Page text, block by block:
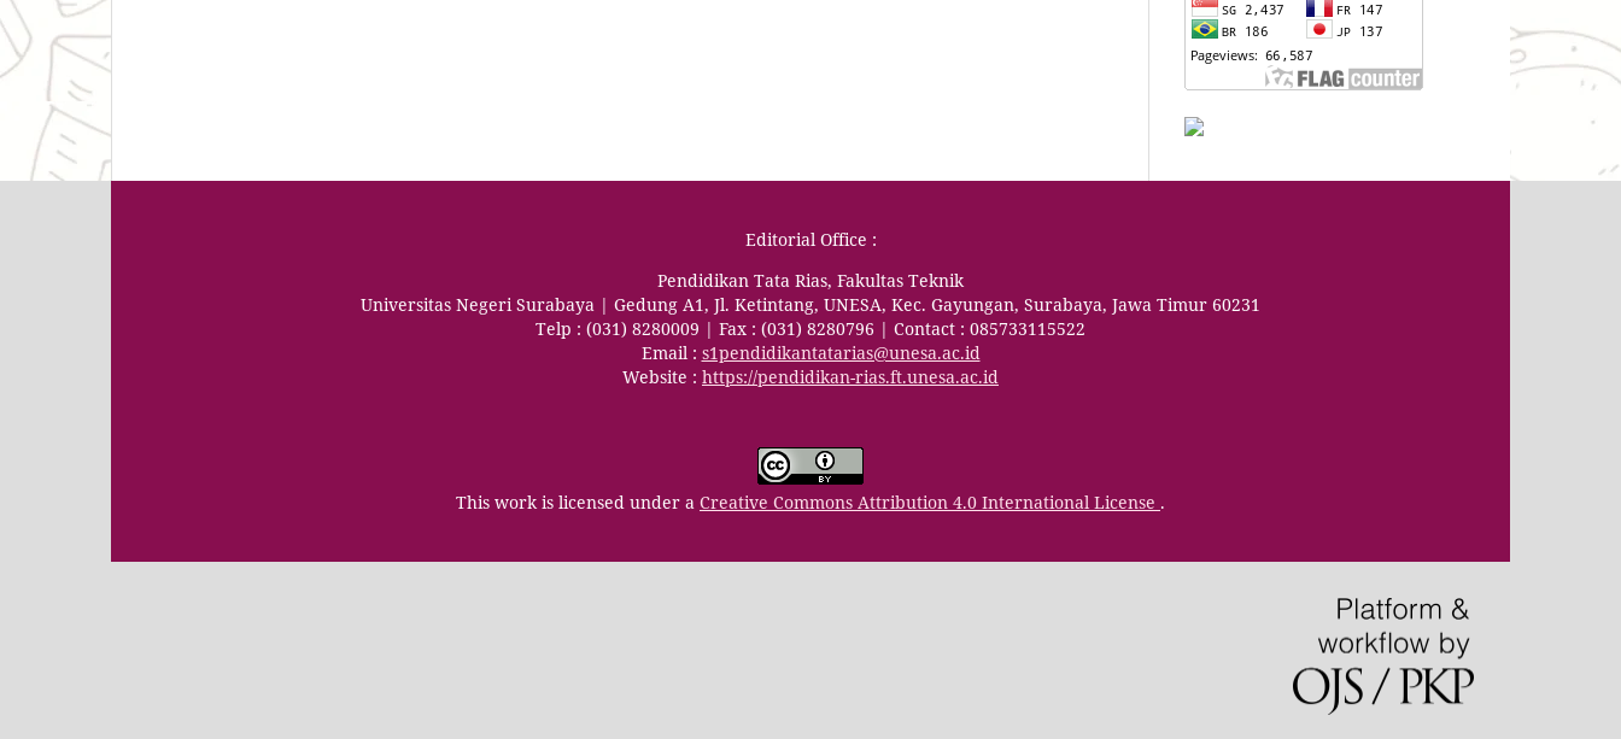
Editorial Office :
Pendidikan Tata Rias, Fakultas Teknik
Universitas Negeri Surabaya | Gedung A1, Jl. Ketintang, UNESA, Kec. Gayungan, Surabaya, Jawa Timur 60231
Telp : (031) 8280009 | Fax : (031) 8280796 | Contact : 085733115522
Email : s1pendidikantatarias@unesa.ac.id
Website : https://pendidikan-rias.ft.unesa.ac.id
This work is licensed under a Creative Commons Attribution 4.0 International License .